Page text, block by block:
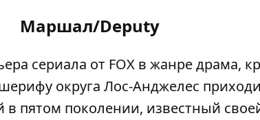
Маршал/Deputy
сериала от FOX в жанре драма,
округа Лос-Анджелес
в пятом поколении, известный